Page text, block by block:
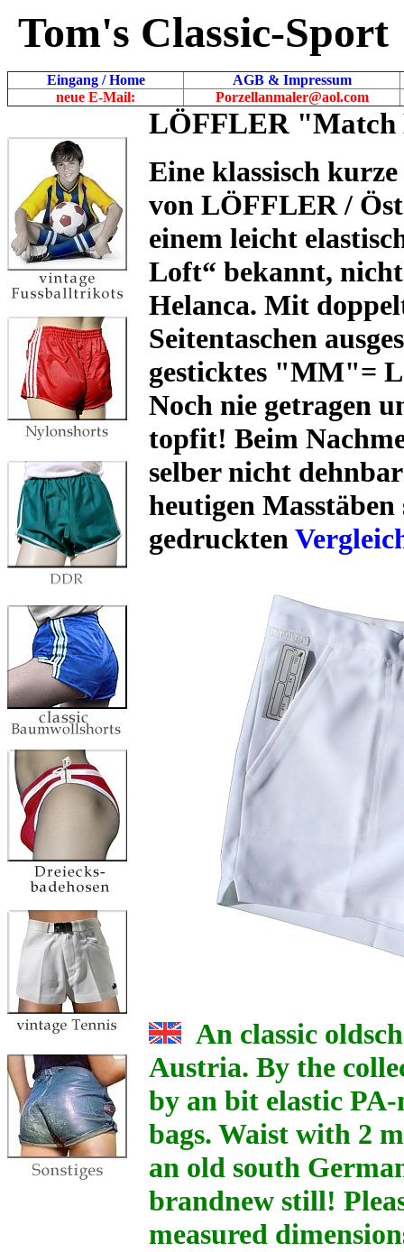
Tom's Classic-Sport
Eingang / Home
AGB & Impressum
neue E-Mail:
Porzellanmaler@aol.com
LÖFFLER
Eine klassisch
von LÖFFLER /
einem leicht
Loft“ bekannt,
Helanca. Mit
Seitentaschen
gesticktes "MM"=
Noch nie getragen
topfit! Beim
selber nicht
heutigen Masstäben
gedruckten
An classic
Austria. By the
by an bit elastic
bags. Waist with 2
an old south
brandnew still!
measured